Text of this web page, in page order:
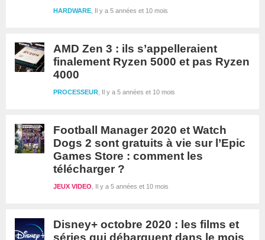
Il y a 5 années et 10 mois
HARDWARE
AMD Zen 3 : ils s’appelleraient
finalement Ryzen 5000 et pas Ryzen
4000
Il y a 5 années et 10 mois
PROCESSEUR
Football Manager 2020 et Watch
Dogs 2 sont gratuits à vie sur l’Epic
Games Store : comment les
télécharger ?
Il y a 5 années et 10 mois
JEUX VIDEO
Disney+ octobre 2020 : les films et
séries qui débarquent dans le mois